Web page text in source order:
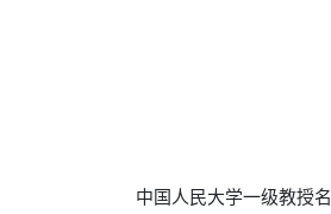
中国人民大学一级教授名